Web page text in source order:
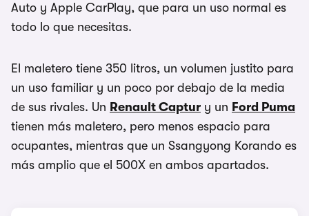
Auto y Apple CarPlay, que para un uso normal es
todo lo que necesitas.
El maletero tiene 350 litros, un volumen justito para
un uso familiar y un poco por debajo de la media
de sus rivales. Un Renault Captur y un Ford Puma
tienen más maletero, pero menos espacio para
ocupantes, mientras que un Ssangyong Korando es
más amplio que el 500X en ambos apartados.